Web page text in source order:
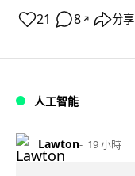
21 8 ↗ 分享
人工智能
Lawton 19 小時